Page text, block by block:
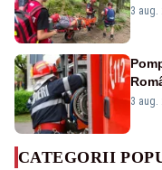
3 aug.
3 aug.
CATEGORII